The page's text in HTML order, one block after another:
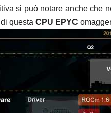
si può notare anche che
questa CPU EPYC